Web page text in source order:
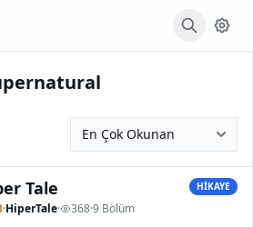
Tale HİKAYE
·HiperTale· 368·9 Bölüm